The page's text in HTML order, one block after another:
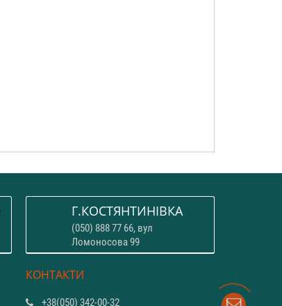
Г.КОСТЯНТИНІВКА
(050) 888 77 66, вул
Ломоносова 99
КОНТАКТИ
+38(050) 342-00-32